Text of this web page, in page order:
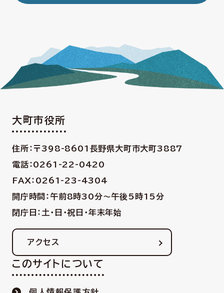
大町市役所
住所：〒398-8601 長野県大町市大町3887
電話：0261-22-0420
FAX：0261-23-4304
開庁時間：午前8時30分〜午後5時15分
閉庁日：土・日・祝日・年末年始
アクセス
このサイトについて